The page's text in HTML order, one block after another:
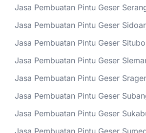
Jasa Pembuatan Pintu Geser
Jasa Pembuatan Pintu Geser
Jasa Pembuatan Pintu Geser
Jasa Pembuatan Pintu Geser
Jasa Pembuatan Pintu Geser
Jasa Pembuatan Pintu Geser
Jasa Pembuatan Pintu Geser
Jasa Pembuatan Pintu Geser